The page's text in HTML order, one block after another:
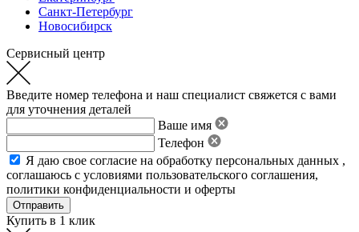
Санкт-Петербург
Новосибирск
Сервисный центр
Введите номер телефона и наш специалист свяжется с вами
для уточнения деталей
Ваше имя
Телефон
Я даю свое согласие на обработку персональных данных ,
соглашаюсь с условиями пользовательского соглашения,
политики конфиденциальности и оферты
Купить в 1 клик